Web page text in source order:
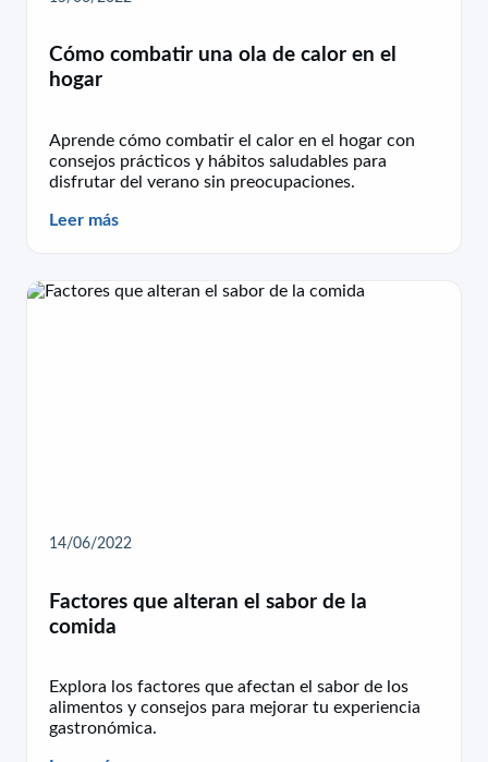
Cómo combatir una ola de calor en el
hogar
Aprende cómo combatir el calor en el hogar con
consejos prácticos y hábitos saludables para
disfrutar del verano sin preocupaciones.
Leer más
14/06/2022
Factores que alteran el sabor de la
comida
Explora los factores que afectan el sabor de los
alimentos y consejos para mejorar tu experiencia
gastronómica.